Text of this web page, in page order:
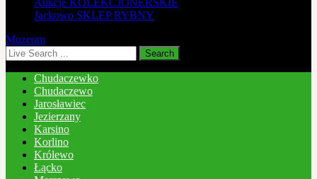
Aukcje KOLEKCJONERSKIE
Jackowo SKLEP RYBNY
Muzeum
Chudaczewko
Chudaczewo
Jarosławiec
Jezierzany
Karsino
Korlino
Królewo
Łącko